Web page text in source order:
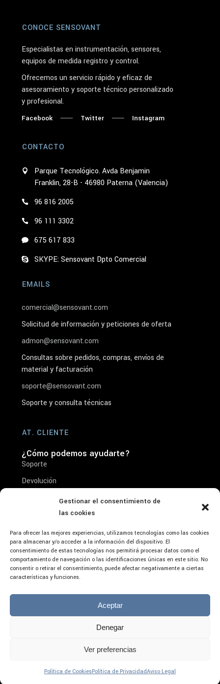
Gestionar el consentimiento de
las cookies
Para ofrecer las mejores experiencias, utilizamos tecnologías como las cookies
para almacenar y/o acceder a la información del dispositivo. El
consentimiento de estas tecnologías nos permitirá procesar datos como el
comportamiento de navegación o las identificaciones únicas en este sitio. No
consentir o retirar el consentimiento, puede afectar negativamente a ciertas
características y funciones.
Aceptar
Denegar
Ver preferencias
Política de CookiesPolítica de PrivacidadAviso Legal
CONOCE SENSOVANT
Especialistas en instrumentación, sensores,
equipos de medida registro y control.
Ofrecemos un servicio rápido y eficaz de
asesoramiento y soporte técnico personalizado
y profesional.
Facebook Twitter Instagram
CONTACTO
Parque Tecnológico. Avda Benjamin
Franklin, 28-B - 46980 Paterna (Valencia)
96 816 2005
96 111 3302
675 617 833
SKYPE: Sensovant Dpto Comercial
EMAILS
comercial@sensovant.com
Solicitud de información y peticiones de oferta
admon@sensovant.com
Consultas sobre pedidos, compras, envíos de
material y facturación
soporte@sensovant.com
Soporte y consulta técnicas
AT. CLIENTE
¿Cómo podemos ayudarte?
Soporte
Devolución
Condiciones de venta
Aviso Legal- Condiciones de Uso y Aceptación
del Producto
Redes
Cookies